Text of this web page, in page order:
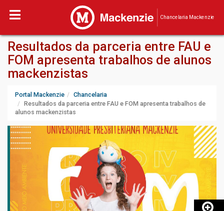
Chancelaria Mackenzie
Resultados da parceria entre FAU e
FOM apresenta trabalhos de alunos
mackenzistas
Portal Mackenzie
Chancelaria
Resultados da parceria entre FAU e FOM apresenta trabalhos de
alunos mackenzistas